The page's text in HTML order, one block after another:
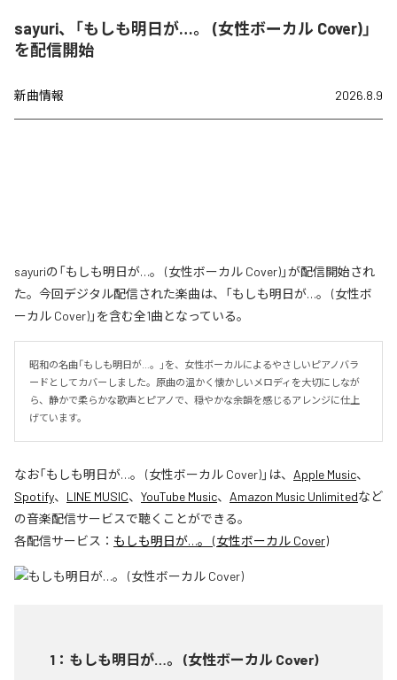
sayuri、「もしも明日が…。 (女性ボーカル Cover)」
を配信開始
新曲情報 2026.8.9
sayuriの「もしも明日が…。 (女性ボーカル Cover)」が配信開始され
た。今回デジタル配信された楽曲は、「もしも明日が…。 (女性ボ
ーカル Cover)」を含む全1曲となっている。
昭和の名曲「もしも明日が…。」を、女性ボーカルによるやさしいピアノバラ
ードとしてカバーしました。原曲の温かく懐かしいメロディを大切にしなが
ら、静かで柔らかな歌声とピアノで、穏やかな余韻を感じるアレンジに仕上
げています。
なお「もしも明日が…。 (女性ボーカル Cover)」は、 Apple Music、
Spotify、 LINE MUSIC、 YouTube Music、 Amazon Music Unlimitedなど
の音楽配信サービスで聴くことができる。
各配信サービス： もしも明日が…。 (女性ボーカル Cover)
1 ： もしも明日が…。 (女性ボーカル Cover)